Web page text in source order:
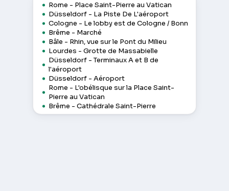
Rome - Place Saint-Pierre au Vatican
Düsseldorf - La Piste De L'aéroport
Cologne - Le lobby est de Cologne / Bonn
Brême - Marché
Bâle - Rhin, vue sur le Pont du Milieu
Lourdes - Grotte de Massabielle
Düsseldorf - Terminaux A et B de
l'aéroport
Düsseldorf - Aéroport
Rome - L'obélisque sur la Place Saint-
Pierre au Vatican
Brême - Cathédrale Saint-Pierre